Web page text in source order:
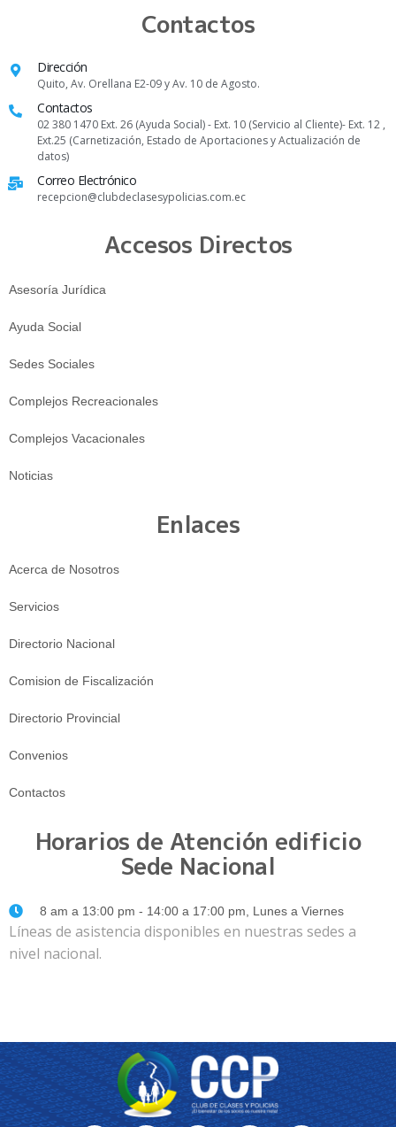
Contactos
Dirección
Quito, Av. Orellana E2-09 y Av. 10 de Agosto.
Contactos
02 380 1470 Ext. 26 (Ayuda Social) - Ext. 10 (Servicio al Cliente)- Ext. 12 ,
Ext.25 (Carnetización, Estado de Aportaciones y Actualización de
datos)
Correo Electrónico
recepcion@clubdeclasesypolicias.com.ec
Accesos Directos
Asesoría Jurídica
Ayuda Social
Sedes Sociales
Complejos Recreacionales
Complejos Vacacionales
Noticias
Enlaces
Acerca de Nosotros
Servicios
Directorio Nacional
Comision de Fiscalización
Directorio Provincial
Convenios
Contactos
Horarios de Atención edificio
Sede Nacional
8 am a 13:00 pm - 14:00 a 17:00 pm, Lunes a Viernes
Líneas de asistencia disponibles en nuestras sedes a
nivel nacional.